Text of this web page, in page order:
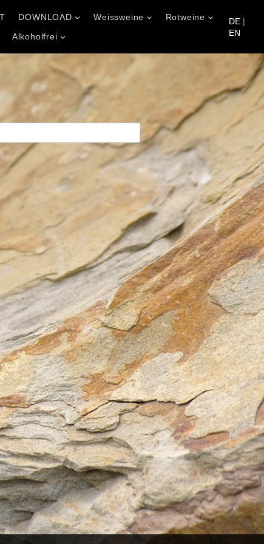
DOWNLOAD Weissweine Rotweine
Alkoholfrei
DE |
EN